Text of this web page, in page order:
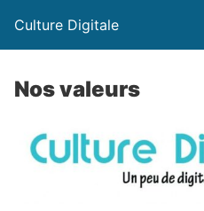
Culture Digitale
Nos valeurs